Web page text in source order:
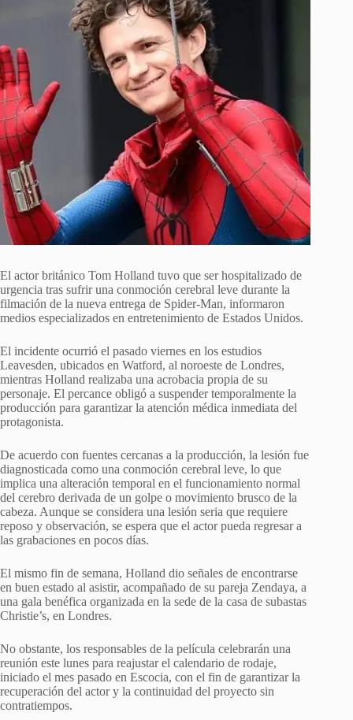
El actor británico Tom Holland tuvo que ser hospitalizado de
urgencia tras sufrir una conmoción cerebral leve durante la
filmación de la nueva entrega de Spider-Man, informaron
medios especializados en entretenimiento de Estados Unidos.
El incidente ocurrió el pasado viernes en los estudios
Leavesden, ubicados en Watford, al noroeste de Londres,
mientras Holland realizaba una acrobacia propia de su
personaje. El percance obligó a suspender temporalmente la
producción para garantizar la atención médica inmediata del
protagonista.
De acuerdo con fuentes cercanas a la producción, la lesión fue
diagnosticada como una conmoción cerebral leve, lo que
implica una alteración temporal en el funcionamiento normal
del cerebro derivada de un golpe o movimiento brusco de la
cabeza. Aunque se considera una lesión seria que requiere
reposo y observación, se espera que el actor pueda regresar a
las grabaciones en pocos días.
El mismo fin de semana, Holland dio señales de encontrarse
en buen estado al asistir, acompañado de su pareja Zendaya, a
una gala benéfica organizada en la sede de la casa de subastas
Christie’s, en Londres.
No obstante, los responsables de la película celebrarán una
reunión este lunes para reajustar el calendario de rodaje,
iniciado el mes pasado en Escocia, con el fin de garantizar la
recuperación del actor y la continuidad del proyecto sin
contratiempos.